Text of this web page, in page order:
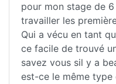
pour mon stage de
travailler les
Qui a vécu en tant
ce facile de trouvé
savez vous sil y a
est-ce le même type